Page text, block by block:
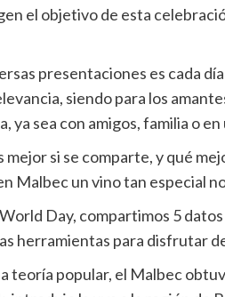
el objetivo de esta
presentaciones es cada
siendo para los
ya sea con amigos, familia o
mejor si se comparte, y qué
Malbec un vino tan especial
Day, compartimos 5
herramientas para disfrutar
teoría popular, el Malbec